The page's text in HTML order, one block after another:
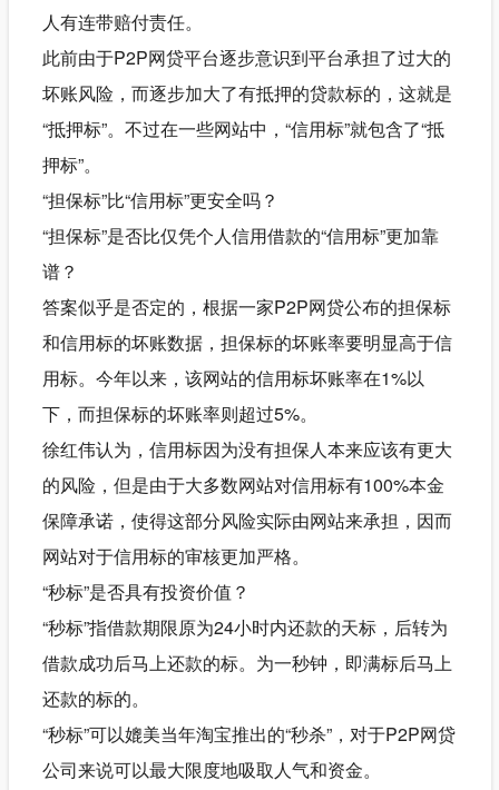
人有连带赔付责任。
此前由于P2P网贷平台逐步意识到平台承担了过大的
坏账风险，而逐步加大了有抵押的贷款标的，这就是
“抵押标”。不过在一些网站中，“信用标”就包含了“抵
押标”。
“担保标”比“信用标”更安全吗？
“担保标”是否比仅凭个人信用借款的“信用标”更加靠
谱？
答案似乎是否定的，根据一家P2P网贷公布的担保标
和信用标的坏账数据，担保标的坏账率要明显高于信
用标。今年以来，该网站的信用标坏账率在1%以
下，而担保标的坏账率则超过5%。
徐红伟认为，信用标因为没有担保人本来应该有更大
的风险，但是由于大多数网站对信用标有100%本金
保障承诺，使得这部分风险实际由网站来承担，因而
网站对于信用标的审核更加严格。
“秒标”是否具有投资价值？
“秒标”指借款期限原为24小时内还款的天标，后转为
借款成功后马上还款的标。为一秒钟，即满标后马上
还款的标的。
“秒标”可以媲美当年淘宝推出的“秒杀”，对于P2P网贷
公司来说可以最大限度地吸取人气和资金。